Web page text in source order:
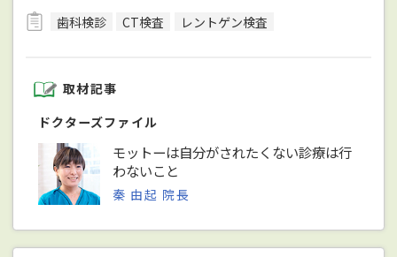
歯科検診
CT検査 レントゲン検査
取材記事
ドクターズファイル
モットーは自分がされたくない診療は行
わないこと
秦 由起 院長